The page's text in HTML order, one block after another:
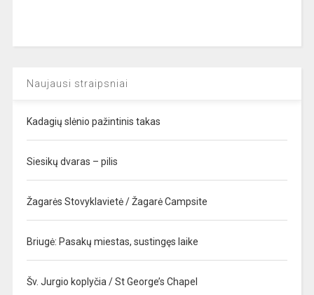
Naujausi straipsniai
Kadagių slėnio pažintinis takas
Siesikų dvaras – pilis
Žagarės Stovyklavietė / Žagarė Campsite
Briugė: Pasakų miestas, sustingęs laike
Šv. Jurgio koplyčia / St George’s Chapel